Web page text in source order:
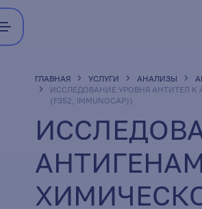
ГЛАВНАЯ УСЛУГИ АНАЛИЗЫ
ИССЛЕДОВАНИЕ УРОВНЯ АНТИТЕЛ К
(F352, IMMUNOCAP))